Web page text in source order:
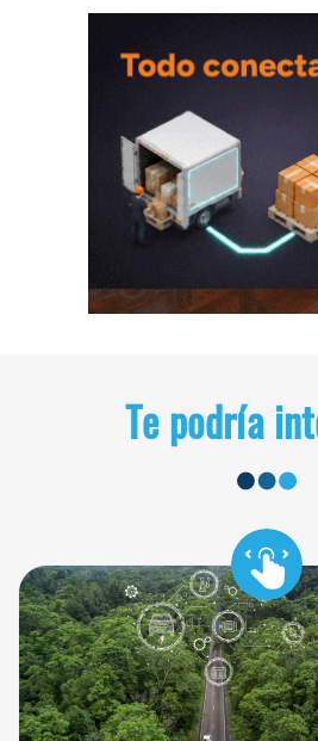
Te podría